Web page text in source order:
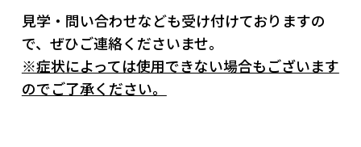
見学・問い合わせなども受け付けておりますの
で、ぜひご連絡くださいませ。
※症状によっては使用できない場合もございます
のでご了承ください。